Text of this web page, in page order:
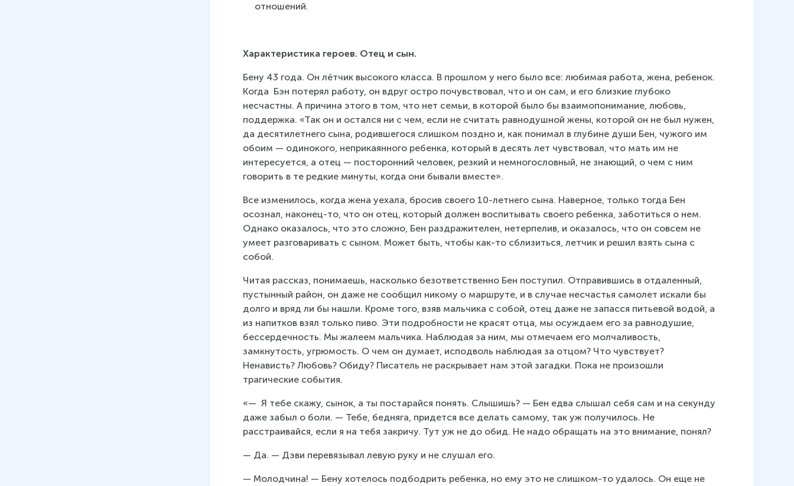
отношений.
Характеристика героев. Отец и сын.
Бену 43 года. Он лётчик высокого класса. В прошлом у него было все: любимая работа, жена, ребенок.
Когда  Бэн потерял работу, он вдруг остро почувствовал, что и он сам, и его близкие глубоко
несчастны. А причина этого в том, что нет семьи, в которой было бы взаимопонимание, любовь,
поддержка. «Так он и остался ни с чем, если не считать равнодушной жены, которой он не был нужен,
да десятилетнего сына, родившегося слишком поздно и, как понимал в глубине души Бен, чужого им
обоим — одинокого, неприкаянного ребенка, который в десять лет чувствовал, что мать им не
интересуется, а отец — посторонний человек, резкий и немногословный, не знающий, о чем с ним
говорить в те редкие минуты, когда они бывали вместе».
Все изменилось, когда жена уехала, бросив своего 10-летнего сына. Наверное, только тогда Бен
осознал, наконец-то, что он отец, который должен воспитывать своего ребенка, заботиться о нем.
Однако оказалось, что это сложно, Бен раздражителен, нетерпелив, и оказалось, что он совсем не
умеет разговаривать с сыном. Может быть, чтобы как-то сблизиться, летчик и решил взять сына с
собой.
Читая рассказ, понимаешь, насколько безответственно Бен поступил. Отправившись в отдаленный,
пустынный район, он даже не сообщил никому о маршруте, и в случае несчастья самолет искали бы
долго и вряд ли бы нашли. Кроме того, взяв мальчика с собой, отец даже не запасся питьевой водой, а
из напитков взял только пиво. Эти подробности не красят отца, мы осуждаем его за равнодушие,
бессердечность. Мы жалеем мальчика. Наблюдая за ним, мы отмечаем его молчаливость,
замкнутость, угрюмость. О чем он думает, исподволь наблюдая за отцом? Что чувствует?
Ненависть? Любовь? Обиду? Писатель не раскрывает нам этой загадки. Пока не произошли
трагические события.
«—  Я тебе скажу, сынок, а ты постарайся понять. Слышишь? — Бен едва слышал себя сам и на секунду
даже забыл о боли. — Тебе, бедняга, придется все делать самому, так уж получилось. Не
расстраивайся, если я на тебя закричу. Тут уж не до обид. Не надо обращать на это внимание, понял?
— Да. — Дэви перевязывал левую руку и не слушал его.
— Молодчина! — Бену хотелось подбодрить ребенка, но ему это не слишком-то удалось. Он еще не